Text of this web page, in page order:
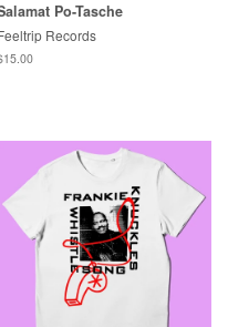
Po-Tasche
Records